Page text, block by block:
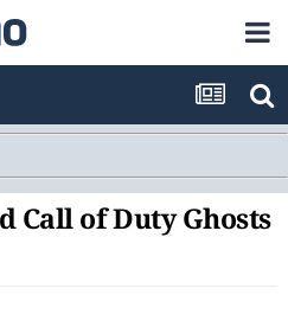
Call of Duty Ghosts